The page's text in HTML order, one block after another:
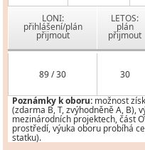
LONI:
přihlášení/plán
přijmout
LETOS:
plán
přijmout
89 / 30 30
Poznámky k oboru: možnost
(zdarma B, T, zvýhodněně A, B),
mezinárodních projektech, část
prostředí, výuka oboru probíhá
statku).